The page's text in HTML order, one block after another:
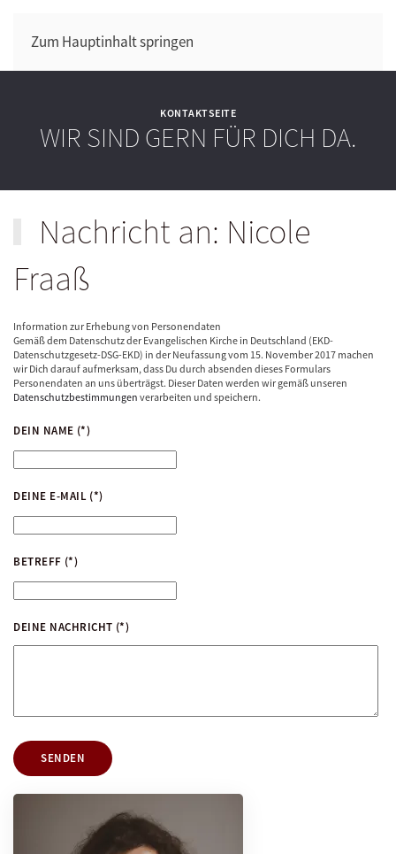
Zum Hauptinhalt springen
KONTAKTSEITE
WIR SIND GERN FÜR DICH DA.
Nachricht an: Nicole
Fraaß
Information zur Erhebung von Personendaten
Gemäß dem Datenschutz der Evangelischen Kirche in Deutschland (EKD-
Datenschutzgesetz-DSG-EKD) in der Neufassung vom 15. November 2017 machen
wir Dich darauf aufmerksam, dass Du durch absenden dieses Formulars
Personendaten an uns überträgst. Dieser Daten werden wir gemäß unseren
Datenschutzbestimmungen verarbeiten und speichern.
DEIN NAME (*)
DEINE E-MAIL (*)
BETREFF (*)
DEINE NACHRICHT (*)
SENDEN